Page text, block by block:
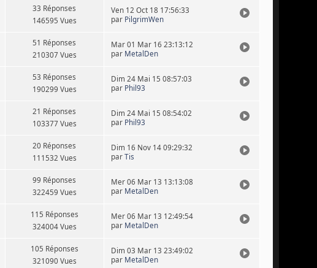
33 Réponses
146595 Vues
Ven 12 Oct 18 17:56:33
par PilgrimWen
51 Réponses
210307 Vues
Mar 01 Mar 16 23:13:12
par MetalDen
53 Réponses
190299 Vues
Dim 24 Mai 15 08:57:03
par Phil93
21 Réponses
103377 Vues
Dim 24 Mai 15 08:54:02
par Phil93
20 Réponses
111532 Vues
Dim 16 Nov 14 09:29:32
parTis
99 Réponses
322459 Vues
Mer 06 Mar 13 13:13:08
par MetalDen
115 Réponses
324004 Vues
Mer 06 Mar 13 12:49:54
par MetalDen
105 Réponses
321090 Vues
Dim 03 Mar 13 23:49:02
par MetalDen